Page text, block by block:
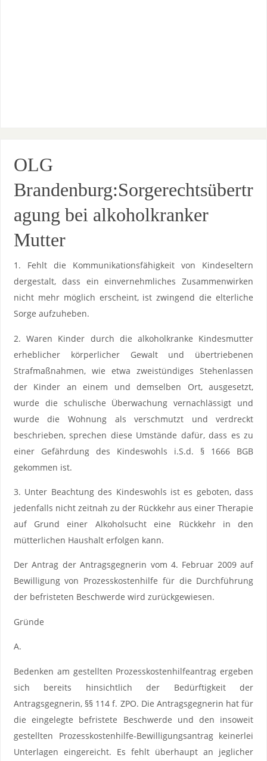
OLG
Brandenburg:Sorgerechtsübertr
agung bei alkoholkranker
Mutter
1. Fehlt die Kommunikationsfähigkeit von Kindeseltern
dergestalt, dass ein einvernehmliches Zusammenwirken
nicht mehr möglich erscheint, ist zwingend die elterliche
Sorge aufzuheben.
2. Waren Kinder durch die alkoholkranke Kindesmutter
erheblicher körperlicher Gewalt und übertriebenen
Strafmaßnahmen, wie etwa zweistündiges Stehenlassen
der Kinder an einem und demselben Ort, ausgesetzt,
wurde die schulische Überwachung vernachlässigt und
wurde die Wohnung als verschmutzt und verdreckt
beschrieben, sprechen diese Umstände dafür, dass es zu
einer Gefährdung des Kindeswohls i.S.d. § 1666 BGB
gekommen ist.
3. Unter Beachtung des Kindeswohls ist es geboten, dass
jedenfalls nicht zeitnah zu der Rückkehr aus einer Therapie
auf Grund einer Alkoholsucht eine Rückkehr in den
mütterlichen Haushalt erfolgen kann.
Der Antrag der Antragsgegnerin vom 4. Februar 2009 auf
Bewilligung von Prozesskostenhilfe für die Durchführung
der befristeten Beschwerde wird zurückgewiesen.
Gründe
A.
Bedenken am gestellten Prozesskostenhilfeantrag ergeben
sich bereits hinsichtlich der Bedürftigkeit der
Antragsgegnerin, §§ 114 f. ZPO. Die Antragsgegnerin hat für
die eingelegte befristete Beschwerde und den insoweit
gestellten Prozesskostenhilfe-Bewilligungsantrag keinerlei
Unterlagen eingereicht. Es fehlt überhaupt an jeglicher